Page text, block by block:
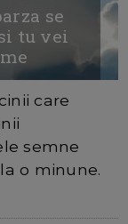
se
tu vei
care
semne
o minune.